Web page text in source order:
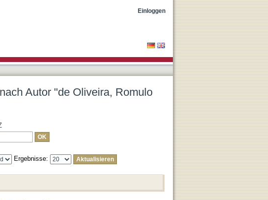
Einloggen
Autor "de Oliveira, Romulo
Ergebnisse: